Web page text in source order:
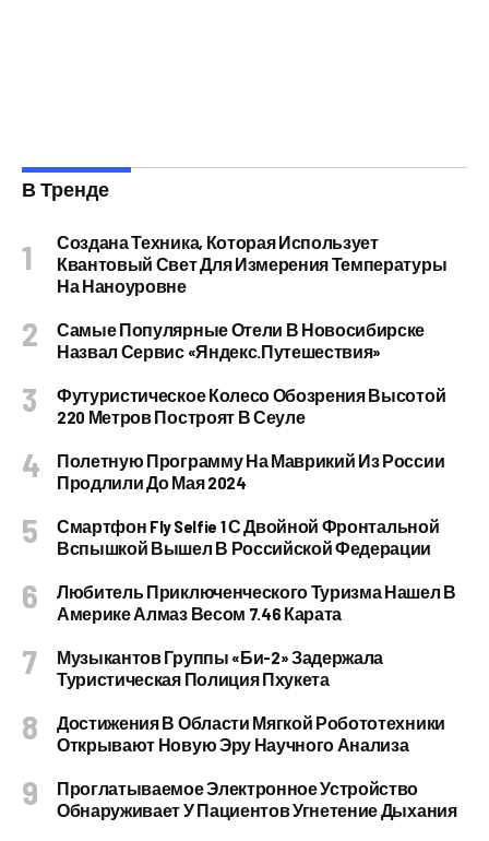
В Тренде
Создана Техника, Которая Использует
Квантовый Свет Для Измерения Температуры
На Наноуровне
Самые Популярные Отели В Новосибирске
Назвал Сервис «Яндекс.Путешествия»
Футуристическое Колесо Обозрения Высотой
220 Метров Построят В Сеуле
Полетную Программу На Маврикий Из России
Продлили До Мая 2024
Смартфон Fly Selfie 1 С Двойной Фронтальной
Вспышкой Вышел В Российской Федерации
Любитель Приключенческого Туризма Нашел В
Америке Алмаз Весом 7.46 Карата
Музыкантов Группы «Би-2» Задержала
Туристическая Полиция Пхукета
Достижения В Области Мягкой Робототехники
Открывают Новую Эру Научного Анализа
Проглатываемое Электронное Устройство
Обнаруживает У Пациентов Угнетение Дыхания